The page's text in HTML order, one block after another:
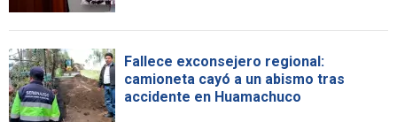
Fallece exconsejero regional:
camioneta cayó a un abismo tras
accidente en Huamachuco